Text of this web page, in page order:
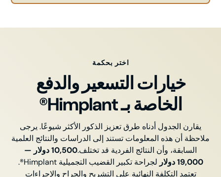
اختر بحكمة
خيارات التسعير والدفع
الخاصة بـ Himplant®
يقارن الجدول أدناه طرق تعزيز الذكور الأكثر شيوعًا. يرجى
ملاحظة أن هذه المعلومات تستند إلى الدراسات والنتائج العلمية
السابقة، وأن النتائج الفردية قد تختلف.
10,500 دولار —
19,000 دولار
لجراحة تكبير القضيب التجميلية Himplant®.
تعتمد التكلفة النهائية على التشريح والجراح والإجراءات